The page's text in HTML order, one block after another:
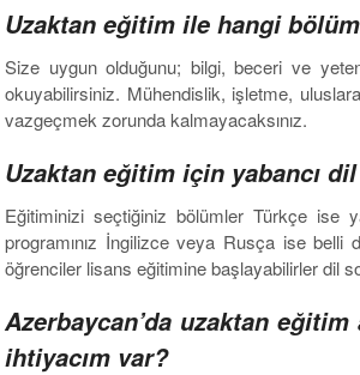
Uzaktan eğitim ile hangi
Size uygun olduğunu; bilgi, beceri ve
okuyabilirsiniz. Mühendislik, işletme,
vazgeçmek zorunda kalmayacaksınız.
Uzaktan eğitim için yabancı
Eğitiminizi seçtiğiniz bölümler Türkçe ise
programınız İngilizce veya Rusça ise belli
öğrenciler lisans eğitimine başlayabilirler dil
Azerbaycan’da uzaktan
ihtiyacım var?